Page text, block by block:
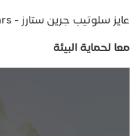
عايز سلوتيب جرين ستارز - Green Stars
معا لحماية البيئة